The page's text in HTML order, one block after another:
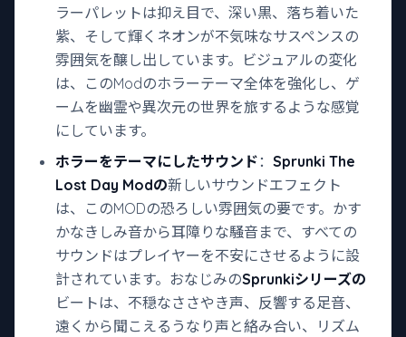
ラーパレットは抑え目で、深い黒、落ち着いた
紫、そして輝くネオンが不気味なサスペンスの
雰囲気を醸し出しています。ビジュアルの変化
は、このModのホラーテーマ全体を強化し、ゲ
ームを幽霊や異次元の世界を旅するような感覚
にしています。
ホラーをテーマにしたサウンド ： Sprunki The
Lost Day Modの新しいサウンドエフェクト
は、このMODの恐ろしい雰囲気の要です。かす
かなきしみ音から耳障りな騒音まで、すべての
サウンドはプレイヤーを不安にさせるように設
計されています。おなじみのSprunkiシリーズの
ビートは、不穏なささやき声、反響する足音、
遠くから聞こえるうなり声と絡み合い、リズム